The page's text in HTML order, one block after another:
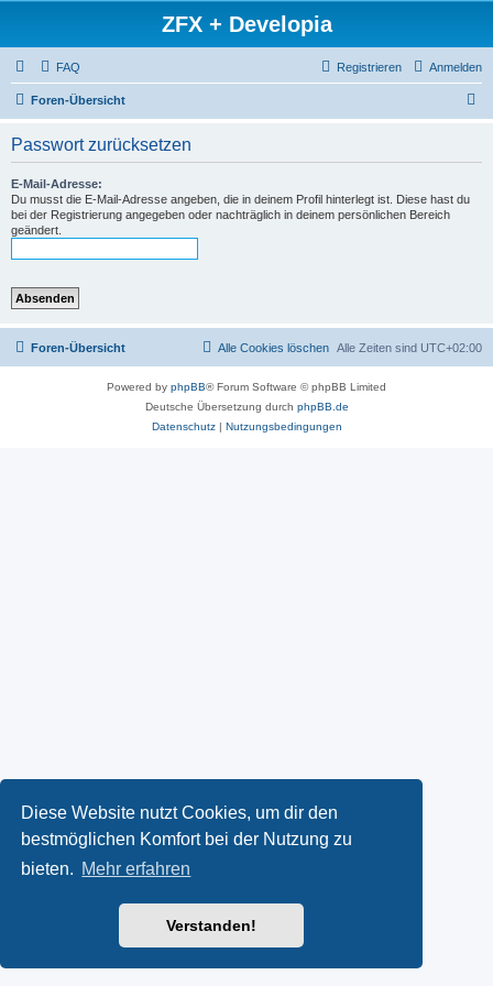
Diese Website nutzt Cookies, um dir den
bestmöglichen Komfort bei der Nutzung zu
bieten. Mehr erfahren
Verstanden!
ZFX + Developia
FAQ Anmelden
Registrieren
Foren-Übersicht
Passwort zurücksetzen
E-Mail-Adresse:
Du musst die E-Mail-Adresse angeben, die in deinem Profil hinterlegt ist. Diese hast du
bei der Registrierung angegeben oder nachträglich in deinem persönlichen Bereich
geändert.
Foren-Übersicht Alle Zeiten sind UTC+02:00
Alle Cookies löschen
Powered by phpBB® Forum Software © phpBB Limited
Deutsche Übersetzung durch phpBB.de
Datenschutz| Nutzungsbedingungen